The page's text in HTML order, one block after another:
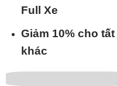
Full Xe
Giảm 10% cho
khác